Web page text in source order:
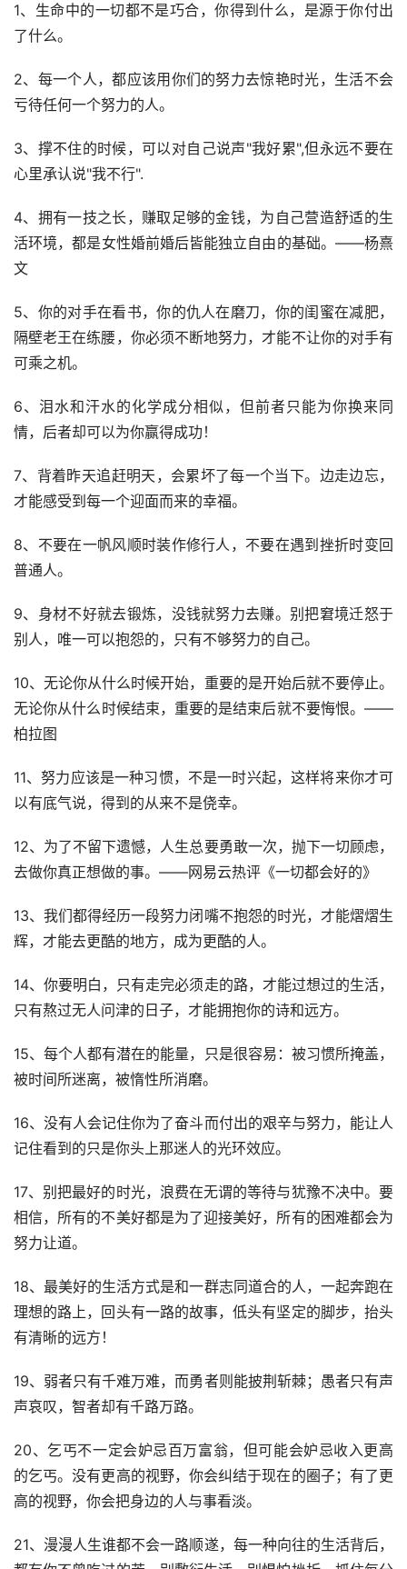
1、生命中的一切都不是巧合，你得到什么，是源于你付出
了什么。
2、每一个人，都应该用你们的努力去惊艳时光，生活不会
亏待任何一个努力的人。
3、撑不住的时候，可以对自己说声"我好累",但永远不要在
心里承认说"我不行".
4、拥有一技之长，赚取足够的金钱，为自己营造舒适的生
活环境，都是女性婚前婚后皆能独立自由的基础。——杨熹
文
5、你的对手在看书，你的仇人在磨刀，你的闺蜜在减肥，
隔壁老王在练腰，你必须不断地努力，才能不让你的对手有
可乘之机。
6、泪水和汗水的化学成分相似，但前者只能为你换来同
情，后者却可以为你赢得成功！
7、背着昨天追赶明天，会累坏了每一个当下。边走边忘，
才能感受到每一个迎面而来的幸福。
8、不要在一帆风顺时装作修行人，不要在遇到挫折时变回
普通人。
9、身材不好就去锻炼，没钱就努力去赚。别把窘境迁怒于
别人，唯一可以抱怨的，只有不够努力的自己。
10、无论你从什么时候开始，重要的是开始后就不要停止。
无论你从什么时候结束，重要的是结束后就不要悔恨。——
柏拉图
11、努力应该是一种习惯，不是一时兴起，这样将来你才可
以有底气说，得到的从来不是侥幸。
12、为了不留下遗憾，人生总要勇敢一次，抛下一切顾虑，
去做你真正想做的事。——网易云热评《一切都会好的》
13、我们都得经历一段努力闭嘴不抱怨的时光，才能熠熠生
辉，才能去更酷的地方，成为更酷的人。
14、你要明白，只有走完必须走的路，才能过想过的生活，
只有熬过无人问津的日子，才能拥抱你的诗和远方。
15、每个人都有潜在的能量，只是很容易：被习惯所掩盖，
被时间所迷离，被惰性所消磨。
16、没有人会记住你为了奋斗而付出的艰辛与努力，能让人
记住看到的只是你头上那迷人的光环效应。
17、别把最好的时光，浪费在无谓的等待与犹豫不决中。要
相信，所有的不美好都是为了迎接美好，所有的困难都会为
努力让道。
18、最美好的生活方式是和一群志同道合的人，一起奔跑在
理想的路上，回头有一路的故事，低头有坚定的脚步，抬头
有清晰的远方！
19、弱者只有千难万难，而勇者则能披荆斩棘；愚者只有声
声哀叹，智者却有千路万路。
20、乞丐不一定会妒忌百万富翁，但可能会妒忌收入更高
的乞丐。没有更高的视野，你会纠结于现在的圈子；有了更
高的视野，你会把身边的人与事看淡。
21、漫漫人生谁都不会一路顺遂，每一种向往的生活背后，